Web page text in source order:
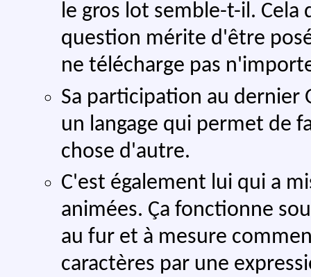
le gros lot semble-t-il.
question mérite d'être
ne télécharge pas
Sa participation au dernier
un langage qui permet de
chose d'autre.
C'est également lui qui a
animées. Ça fonctionne
au fur et à mesure
caractères par une